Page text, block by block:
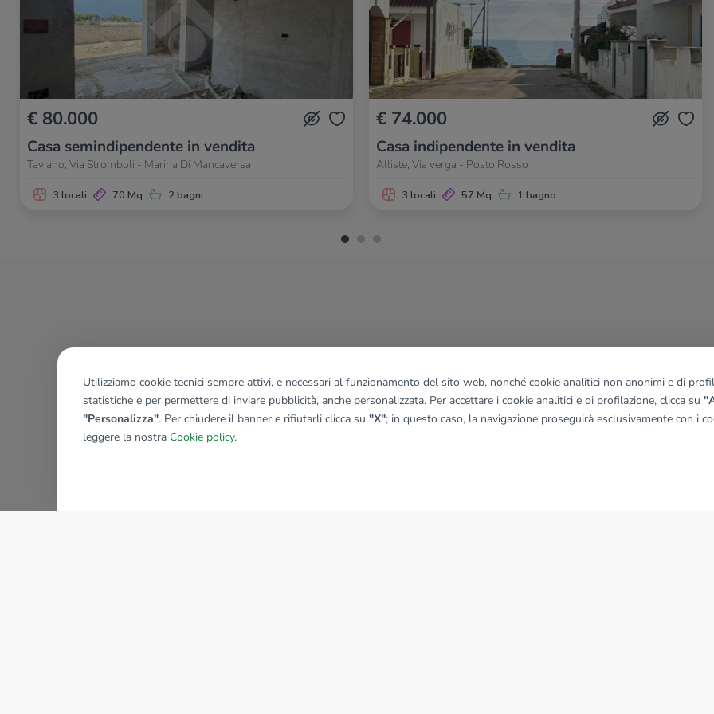
€ 80.000
Casa semindipendente in vendita
Taviano, Via Stromboli - Marina Di Mancaversa
3 locali 70 Mq 2 bagni
€ 74.000
Casa indipendente in vendita
Alliste, Via verga - Posto Rosso
3 locali 57 Mq 1 bagno
Utilizziamo cookie tecnici sempre attivi, e necessari al funzionamento del sito web, nonché cookie analitici non anonimi e di
statistiche e per permettere di inviare pubblicità, anche personalizzata. Per accettare i cookie analitici e di profilazione, clicca su
"Personalizza". Per chiudere il banner e rifiutarli clicca su "X"; in questo caso, la navigazione proseguirà esclusivamente con i
leggere la nostra Cookie policy.